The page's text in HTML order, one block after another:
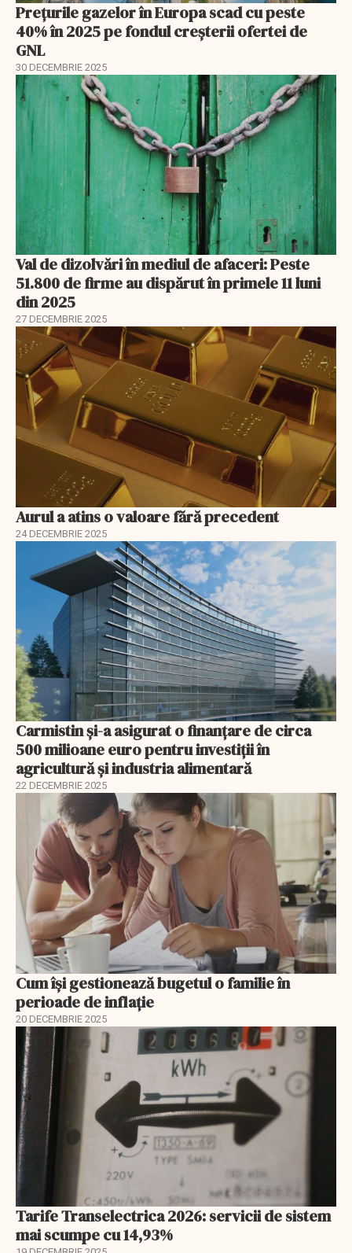
Prețurile gazelor în Europa scad cu peste
40% în 2025 pe fondul creșterii ofertei de
GNL
30 DECEMBRIE 2025
Val de dizolvări în mediul de afaceri: Peste
51.800 de firme au dispărut în primele 11 luni
din 2025
27 DECEMBRIE 2025
Aurul a atins o valoare fără precedent
24 DECEMBRIE 2025
Carmistin și-a asigurat o finanțare de circa
500 milioane euro pentru investiții în
agricultură și industria alimentară
22 DECEMBRIE 2025
Cum își gestionează bugetul o familie în
perioade de inflație
20 DECEMBRIE 2025
Tarife Transelectrica 2026: servicii de sistem
mai scumpe cu 14,93%